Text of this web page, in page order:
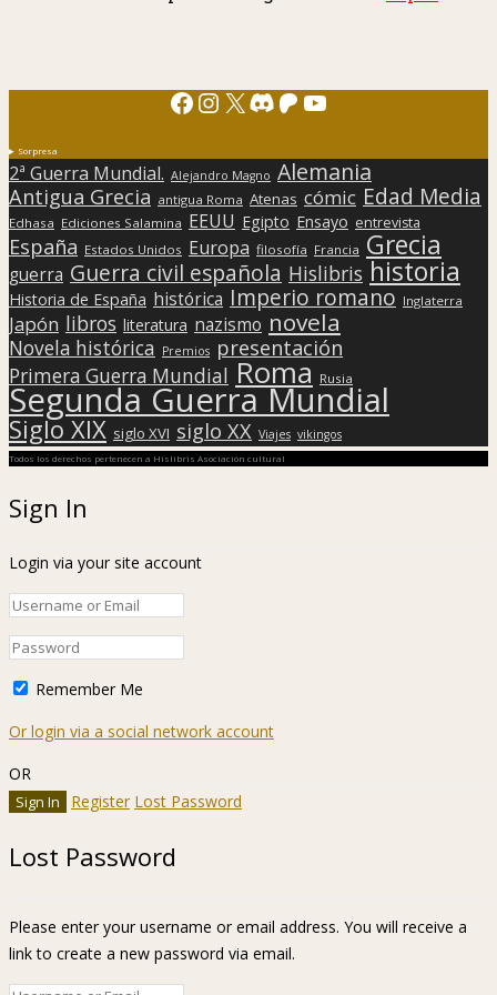
Facebook
Instagram
X Discord
Patreon
YouTube
Sorpresa
2ª Guerra Mundial. Alejandro Magno Alemania
Antigua Grecia antigua Roma Atenas cómic Edad Media
Edhasa Ediciones Salamina EEUU Egipto Ensayo entrevista
España Estados Unidos Europa filosofía Francia Grecia
guerra Guerra civil española Hislibris historia
Historia de España histórica Imperio romano Inglaterra
Japón libros literatura nazismo novela
Novela histórica Premios presentación
Primera Guerra Mundial Roma Rusia
Segunda Guerra Mundial
Siglo XIX siglo XVI siglo XX Viajes vikingos
Todos los derechos pertenecen a Hislibris Asociación cultural
Sign In
Login via your site account
Remember Me
Or login via a social network account
OR
Register Lost Password
Lost Password
Please enter your username or email address. You will receive a
link to create a new password via email.